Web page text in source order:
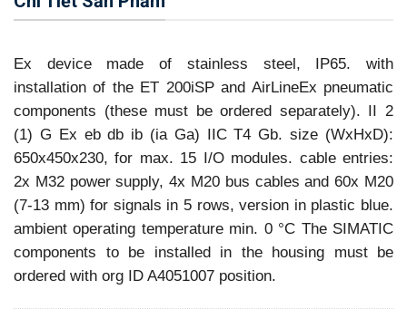
Ex device made of stainless steel, IP65. with
installation of the ET 200iSP and AirLineEx pneumatic
components (these must be ordered separately). II 2
(1) G Ex eb db ib (ia Ga) IIC T4 Gb. size (WxHxD):
650x450x230, for max. 15 I/O modules. cable entries:
2x M32 power supply, 4x M20 bus cables and 60x M20
(7-13 mm) for signals in 5 rows, version in plastic blue.
ambient operating temperature min. 0 °C The SIMATIC
components to be installed in the housing must be
ordered with org ID A4051007 position.